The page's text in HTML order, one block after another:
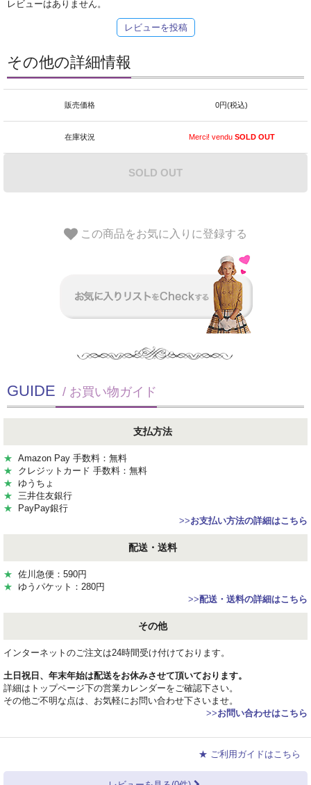
レビューはありません。
レビューを投稿
その他の詳細情報
販売価格 0円(税込)
在庫状況 Merci! venduSOLD OUT
SOLD OUT
この商品をお気に入りに登録する
GUIDE / お買い物ガイド
支払方法
★ Amazon Pay 手数料：無料
★ クレジットカード 手数料：無料
★ ゆうちょ
★ 三井住友銀行
★ PayPay銀行
>>お支払い方法の詳細はこちら
配送・送料
★ 佐川急便：590円
★ ゆうパケット：280円
>>配送・送料の詳細はこちら
その他
インターネットのご注文は24時間受け付けております。
土日祝日、年末年始は配送をお休みさせて頂いております。
詳細はトップページ下の営業カレンダーをご確認下さい。
その他ご不明な点は、お気軽にお問い合わせ下さいませ。
>>お問い合わせはこちら
★ ご利用ガイドはこちら